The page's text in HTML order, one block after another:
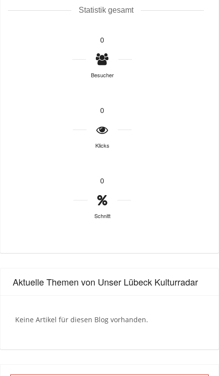
Statistik gesamt
0
Besucher
0
Klicks
0
Schnitt
Aktuelle Themen von Unser Lübeck Kulturradar
Keine Artikel für diesen Blog vorhanden.